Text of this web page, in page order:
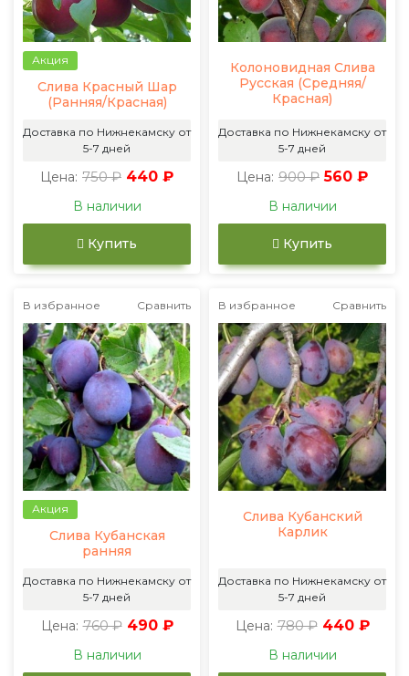
Акция
Слива Красный Шар
(Ранняя/Красная)
Доставка по Нижнекамску от
5-7 дней
Цена: 750 ₽ 440 ₽
В наличии
Купить
Колоновидная Слива
Русская (Средняя/
Красная)
Доставка по Нижнекамску от
5-7 дней
Цена: 900 ₽ 560 ₽
В наличии
Купить
В избранное Сравнить
Акция
Слива Кубанская
ранняя
Доставка по Нижнекамску от
5-7 дней
Цена: 760 ₽ 490 ₽
В наличии
В избранное Сравнить
Слива Кубанский
Карлик
Доставка по Нижнекамску от
5-7 дней
Цена: 780 ₽ 440 ₽
В наличии